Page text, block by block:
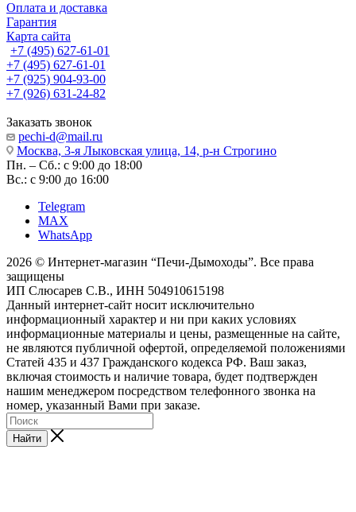
Оплата и доставка
Гарантия
Карта сайта
+7 (495) 627-61-01
+7 (495) 627-61-01
+7 (925) 904-93-00
+7 (926) 631-24-82
Заказать звонок
pechi-d@mail.ru
Москва, 3-я Лыковская улица, 14, р-н Строгино
Пн. – Сб.: с 9:00 до 18:00
Вс.: с 9:00 до 16:00
Telegram
MAX
WhatsApp
2026 © Интернет-магазин “Печи-Дымоходы”. Все права
защищены
ИП Слюсарев С.В., ИНН 504910615198
Данный интернет-сайт носит исключительно
информационный характер и ни при каких условиях
информационные материалы и цены, размещенные на сайте,
не являются публичной офертой, определяемой положениями
Статей 435 и 437 Гражданского кодекса РФ. Ваш заказ,
включая стоимость и наличие товара, будет подтвержден
нашим менеджером посредством телефонного звонка на
номер, указанный Вами при заказе.
Найти